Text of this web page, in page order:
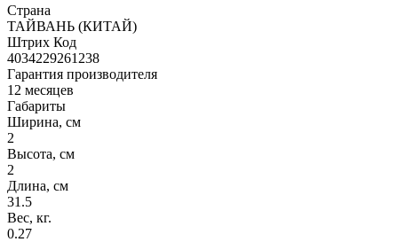
Страна
ТАЙВАНЬ (КИТАЙ)
Штрих Код
4034229261238
Гарантия производителя
12 месяцев
Габариты
Ширина, см
2
Высота, см
2
Длина, см
31.5
Вес, кг.
0.27